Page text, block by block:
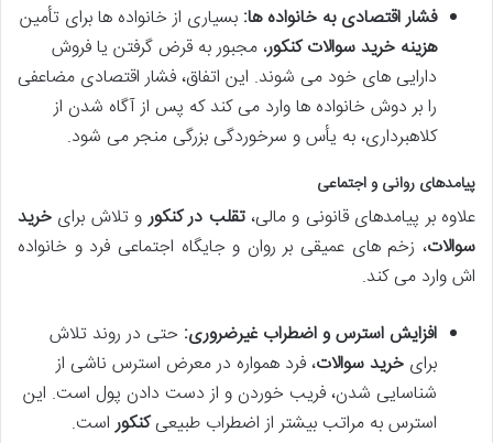
فشار اقتصادی به خانواده ها: بسیاری از خانواده ها برای تأمین
هزینه خرید سوالات کنکور، مجبور به قرض گرفتن یا فروش
دارایی های خود می شوند. این اتفاق، فشار اقتصادی مضاعفی
را بر دوش خانواده ها وارد می کند که پس از آگاه شدن از
کلاهبرداری، به یأس و سرخوردگی بزرگی منجر می شود.
پیامدهای روانی و اجتماعی
علاوه بر پیامدهای قانونی و مالی،تقلب در کنکورو تلاش برای خرید
سوالات، زخم های عمیقی بر روان و جایگاه اجتماعی فرد و خانواده
اش وارد می کند.
افزایش استرس و اضطراب غیرضروری: حتی در روند تلاش
برای خرید سوالات، فرد همواره در معرض استرس ناشی از
شناسایی شدن، فریب خوردن و از دست دادن پول است. این
استرس به مراتب بیشتر از اضطراب طبیعیکنکوراست.